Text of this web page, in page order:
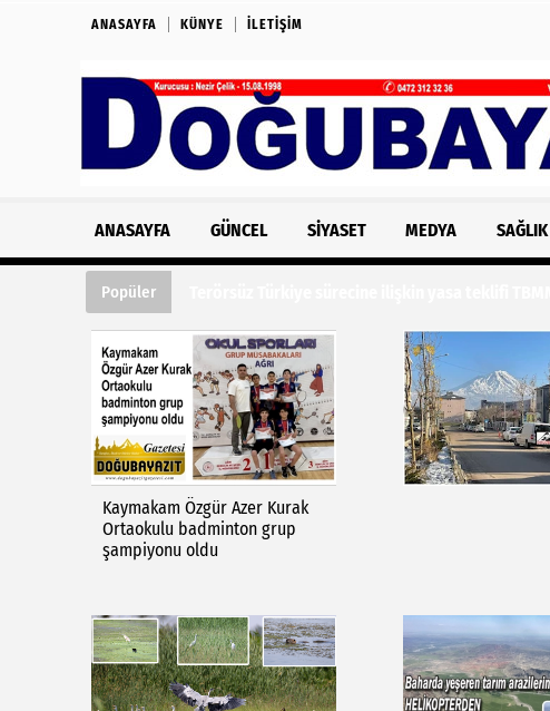
ANASAYFA KÜNYE İLETIŞIM
ANASAYFA GÜNCEL SIYASET MEDYA SAĞLIK
Popüler
Kaymakam Özgür Azer Kurak
Ortaokulu badminton grup
şampiyonu oldu